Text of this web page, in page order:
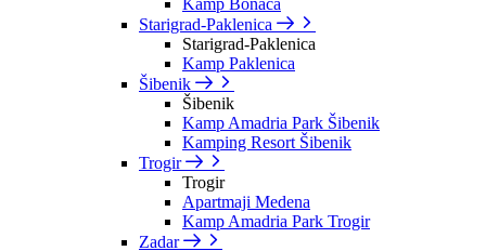
Kamp Bonaca
Starigrad-Paklenica
Starigrad-Paklenica
Kamp Paklenica
Šibenik
Šibenik
Kamp Amadria Park Šibenik
Kamping Resort Šibenik
Trogir
Trogir
Apartmaji Medena
Kamp Amadria Park Trogir
Zadar